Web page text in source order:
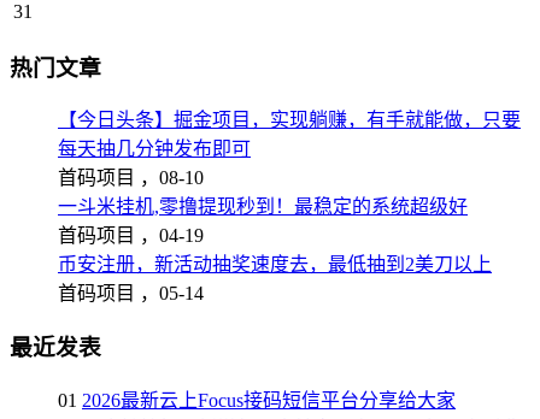
31
热门文章
【今日头条】掘金项目，实现躺赚，有手就能做，只要
每天抽几分钟发布即可
首码项目 ， 08-10
一斗米挂机,零撸提现秒到！最稳定的系统超级好
首码项目 ， 04-19
币安注册，新活动抽奖速度去，最低抽到2美刀以上
首码项目 ， 05-14
最近发表
01 2026最新云上Focus接码短信平台分享给大家